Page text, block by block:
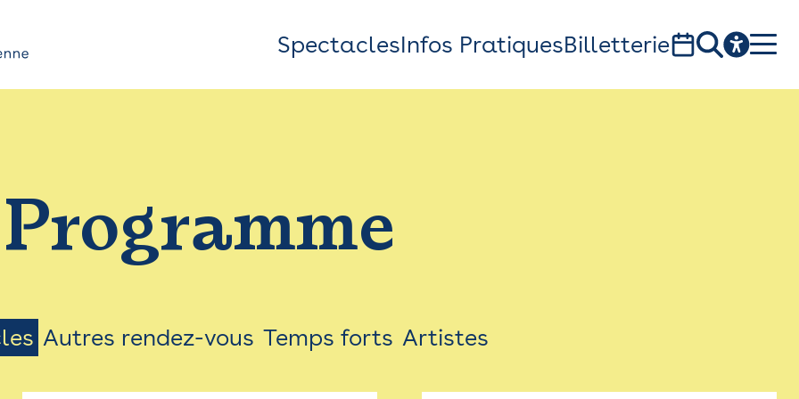
Top
Bar
Menu
SpectaclesInfos PratiquesBilletterie
1, av. du Chateau d'eau - 31300 Toulouse
Programme
Autres rendez-vous Temps forts Artistes